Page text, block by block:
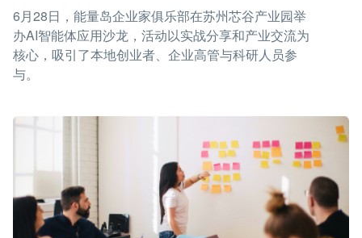
6月28日，能量岛企业家俱乐部在苏州芯谷产业园举
办AI智能体应用沙龙，活动以实战分享和产业交流为
核心，吸引了本地创业者、企业高管与科研人员参
与。